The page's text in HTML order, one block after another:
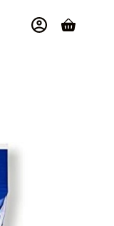
Carrello